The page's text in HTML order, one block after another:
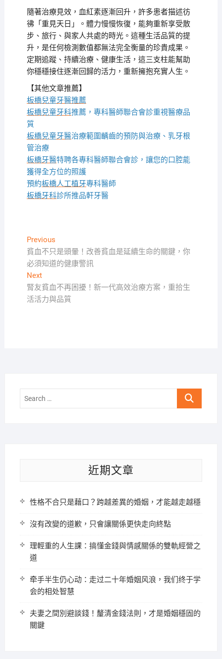
隨著治療見效，血紅素逐漸回升，許多患者描述彷
彿「重見天日」。體力慢慢恢復，能夠重新享受散
步、旅行、與家人共處的時光。這種生活品質的提
升，是任何檢測數值都無法完全衡量的珍貴成果。
定期追蹤、持續治療、健康生活，這三支柱能幫助
你穩穩接住逐漸回歸的活力，重新擁抱充實人生。
【其他文章推薦】
板橋兒童牙醫推薦
板橋兒童牙科推薦，專科醫師聯合會診重視醫療品
質
板橋兒童牙醫治療範圍齲齒的預防與治療、乳牙根
管治療
板橋牙醫特聘各專科醫師聯合會診，讓您的口腔能
獲得全方位的照護
預約板橋人工植牙專科醫師
板橋牙科診所推品軒牙醫
文
章
導
覽
PreviousPrevious
post:
貧血不只是頭暈！改善貧血是延續生命的關鍵，你
必須知道的健康警訊
NextNext
post:
腎友貧血不再困擾！新一代高效治療方案，重拾生
活活力與品質
Search
近期文章
性格不合只是藉口？跨越差異的婚姻，才能越走越穩
沒有改變的道歉，只會讓關係更快走向終點
理輕重的人生課：搞懂金錢與情感關係的雙軌經營之
道
牵手半生仍心动：走过二十年婚姻风浪，我们终于学
会的相处智慧
夫妻之間別避談錢！釐清金錢法則，才是婚姻穩固的
關鍵